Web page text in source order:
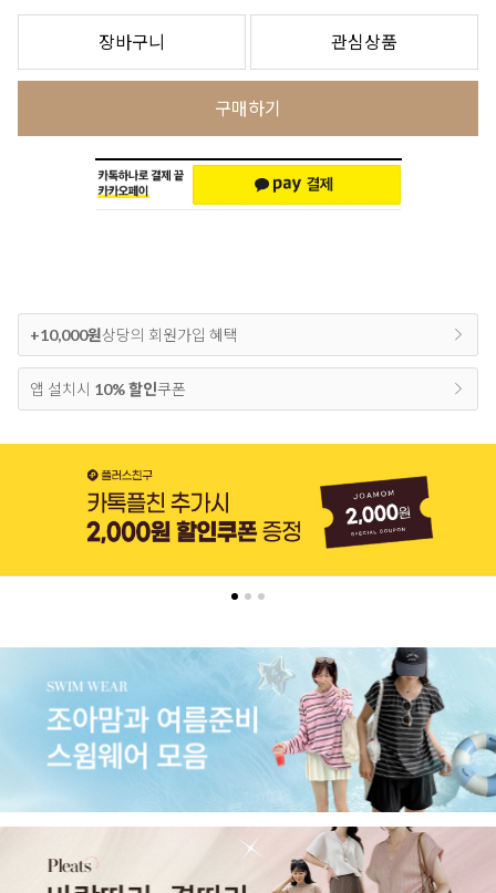
장바구니 관심상품
구매하기
+10,000원상당의 회원가입 혜택
앱 설치시 10% 할인쿠폰